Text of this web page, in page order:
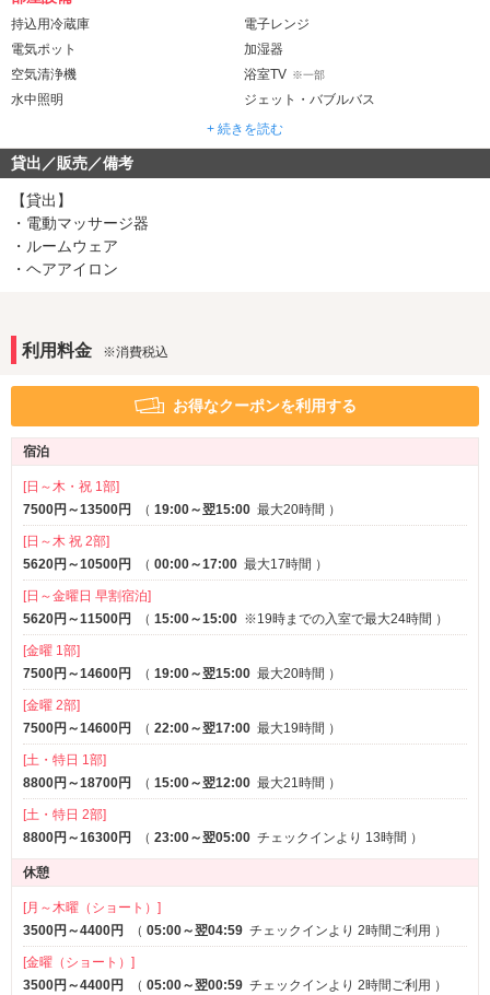
持込用冷蔵庫
電子レンジ
電気ポット
加湿器
空気清浄機
浴室TV ※一部
水中照明
ジェット・バブルバス
音響・映像・通信
カラオケ
TVゲーム
※一部
有線LAN
iPhone充電器
アメニティ
セレクトシャンプー
ヘアアイロン
電気マッサージ器
部屋タイプ
バリアフリー ※一部
1名利用可
VIPルーム(特室)
サービス
ルームサービス 女子会
+ 続きを読む
貸出／販売／備考
【貸出】
・電動マッサージ器
・ルームウェア
・ヘアアイロン
利用料金 ※消費税込
お得なクーポンを利用する
宿泊
[日～木・祝 1部]
7500円～13500円
（ 19:00～翌15:00 最大20時間 ）
[日～木 祝 2部]
5620円～10500円
（ 00:00～17:00 最大17時間 ）
[日～金曜日 早割宿泊]
5620円～11500円
（ 15:00～15:00 ※19時までの入室で最大24時間 ）
[金曜 1部]
7500円～14600円
（ 19:00～翌15:00 最大20時間 ）
[金曜 2部]
7500円～14600円
（ 22:00～翌17:00 最大19時間 ）
[土・特日 1部]
8800円～18700円
（ 15:00～翌12:00 最大21時間 ）
[土・特日 2部]
8800円～16300円
（ 23:00～翌05:00 チェックインより 13時間 ）
休憩
[月～木曜（ショート）]
3500円～4400円
（ 05:00～翌04:59 チェックインより 2時間ご利用 ）
[金曜（ショート）]
3500円～4400円
（ 05:00～翌00:59 チェックインより 2時間ご利用 ）